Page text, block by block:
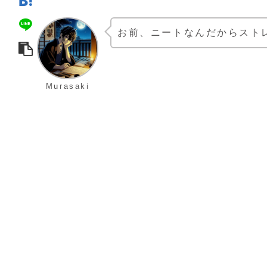
Murasaki
お前、ニートなんだからスト